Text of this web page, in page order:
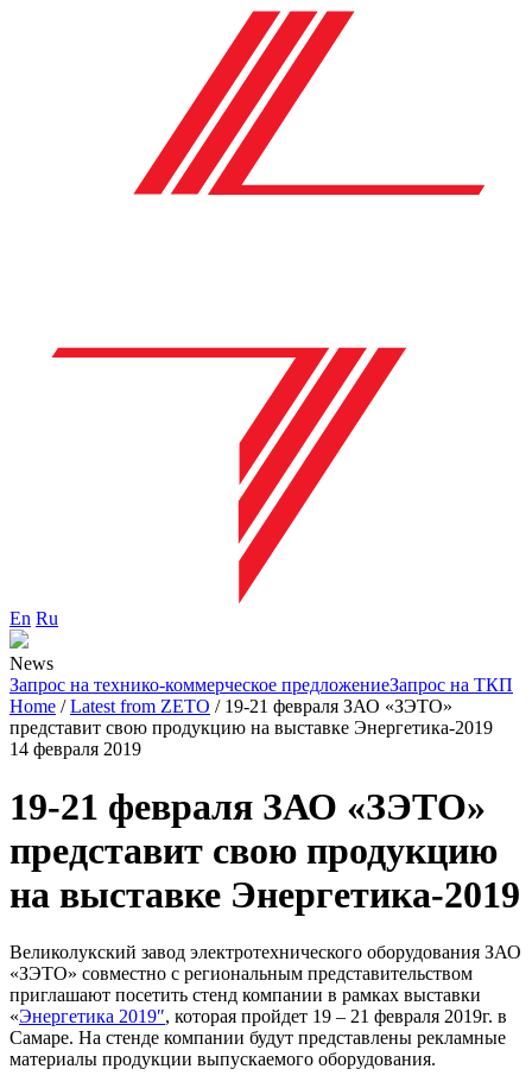
En Ru
News
Запрос на технико-коммерческое предложениеЗапрос на ТКП
Home /Latest from ZETO / 19-21 февраля ЗАО «ЗЭТО»
представит свою продукцию на выставке Энергетика-2019
14 февраля 2019
19-21 февраля ЗАО «ЗЭТО»
представит свою продукцию
на выставке Энергетика-2019
Великолукский завод электротехнического оборудования ЗАО
«ЗЭТО» совместно с региональным представительством
приглашают посетить стенд компании в рамках выставки
«Энергетика 2019″, которая пройдет 19 – 21 февраля 2019г. в
Самаре. На стенде компании будут представлены рекламные
материалы продукции выпускаемого оборудования.